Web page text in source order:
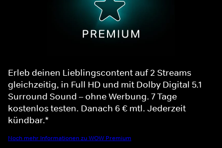
Erleb deinen Lieblingscontent auf 2 Streams
gleichzeitig, in Full HD und mit Dolby Digital 5.1
Surround Sound – ohne Werbung. 7 Tage
kostenlos testen. Danach 6 € mtl. Jederzeit
kündbar.*
Noch mehr Informationen zu WOW Premium